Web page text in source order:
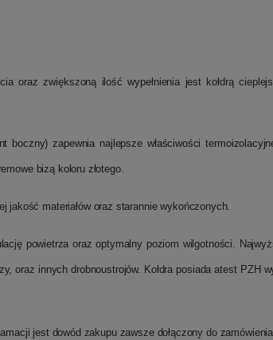
oraz zwiększoną ilość wypełnienia jest kołdrą
boczny) zapewnia najlepsze właściwości
bizą koloru złotego.
jakość materiałów oraz starannie wykończonych.
powietrza oraz optymalny poziom wilgotności.
oraz innych drobnoustrojów. Kołdra posiada atest PZH
jest dowód zakupu zawsze dołączony do